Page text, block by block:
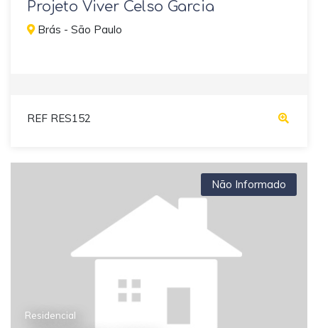
Projeto Viver Celso Garcia
Brás - São Paulo
REF RES152
Não Informado
Residencial